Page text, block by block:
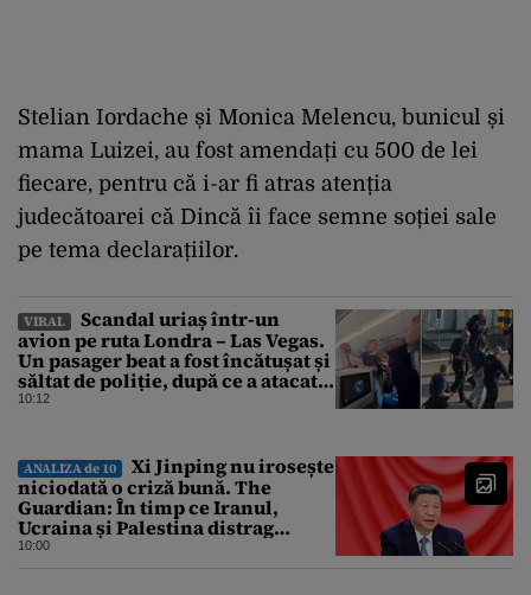
Stelian Iordache și Monica Melencu, bunicul și
mama Luizei, au fost amendați cu 500 de lei
fiecare, pentru că i-ar fi atras atenția
judecătoarei că Dincă îi face semne soției sale
pe tema declarațiilor.
VIRAL
Scandal uriaș într-un
avion pe ruta Londra – Las Vegas.
Un pasager beat a fost încătușat și
săltat de poliție, după ce a atacat o
stewardesă
10:12
ANALIZA de 10
Xi Jinping nu irosește
niciodată o criză bună. The
Guardian: În timp ce Iranul,
Ucraina și Palestina distrag
atenția lumii, el strânge șurubul”
10:00